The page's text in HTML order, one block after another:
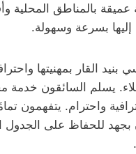
عميقة بالمناطق المحلية
بسرعة وسهولة.
القار بمهنيتها
يسلم السائقون خدمة
واحترام. يتفهمون
بجهد للحفاظ على الجدول